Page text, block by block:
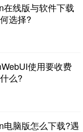
在线版与软件下载
选择?
使用要收费
么?
电脑版怎么下载?遇